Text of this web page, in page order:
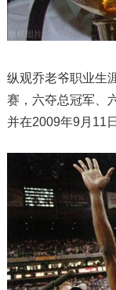
纵观乔老爷职业生
赛，六夺总冠军、
并在2009年9月11